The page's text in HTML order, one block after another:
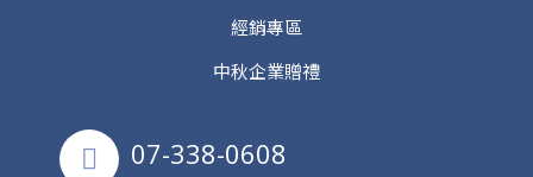
經銷專區
中秋企業贈禮
07-338-0608